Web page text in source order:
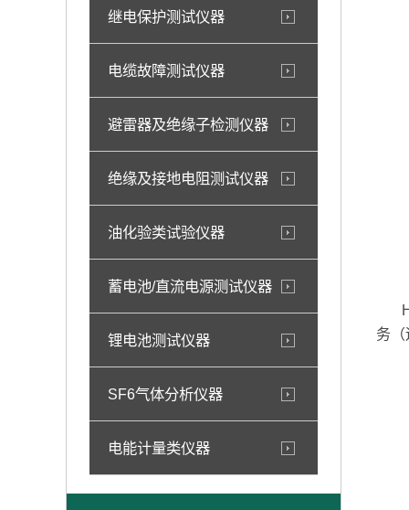
继电保护测试仪器
电缆故障测试仪器
避雷器及绝缘子检测仪器
绝缘及接地电阻测试仪器
油化验类试验仪器
蓄电池/直流电源测试仪器
锂电池测试仪器
SF6气体分析仪器
电能计量类仪器
务（